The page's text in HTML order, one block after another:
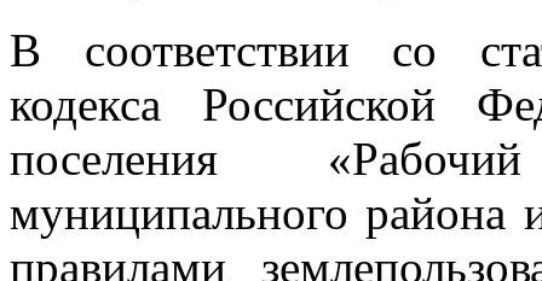
В соответствии со
кодекса Российской
поселения
муниципального района
правилами